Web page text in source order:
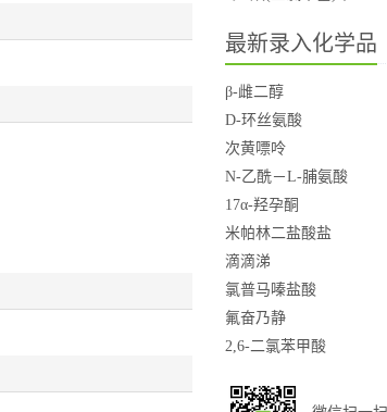
最新录入化学品
β-雌二醇
D-环丝氨酸
次黄嘌呤
N-乙酰－L-脯氨酸
17α-羟孕酮
米帕林二盐酸盐
滴滴涕
氯普马嗪盐酸
氟奋乃静
2,6-二氯苯甲酸